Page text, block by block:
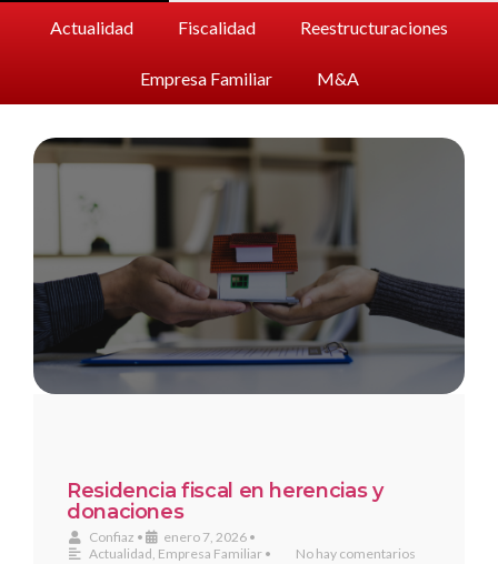
Actualidad Fiscalidad Reestructuraciones
Empresa Familiar M&A
Residencia fiscal en herencias y
donaciones
Confiaz • enero 7, 2026 •
Actualidad, Empresa Familiar • No hay comentarios